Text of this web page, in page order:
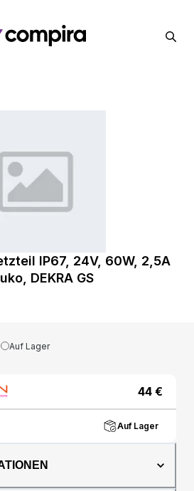
IP67, 24V, 60W, 2,5A
DEKRA GS
Auf Lager
44 €
Auf Lager